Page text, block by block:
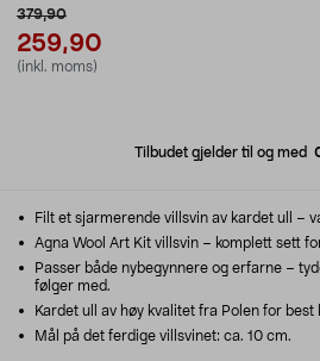
379,90
259,90
(inkl. moms)
Tilbudet gjelder til og med
Filt et sjarmerende villsvin av kardet ull –
Agna Wool Art Kit villsvin – komplett sett
Passer både nybegynnere og erfarne –
følger med.
Kardet ull av høy kvalitet fra Polen for best
Mål på det ferdige villsvinet: ca. 10 cm.